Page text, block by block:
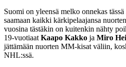
Suomi on yleensä melko onnekas
saamaan kaikki kärkipelaajansa
vuosina tästäkin on kuitenkin nähty
19-vuotiaatKaapo Kakko ja Miro
jättämään nuorten MM-kisat väliin,
NHL:ssä.